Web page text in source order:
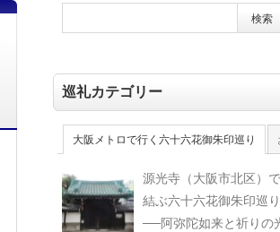
巡礼カテゴリー
大阪メトロで行く六十六花御朱印巡り
源光寺（大阪市北区）で
結ぶ六十六花御朱印巡り
──阿弥陀如来と祈りの